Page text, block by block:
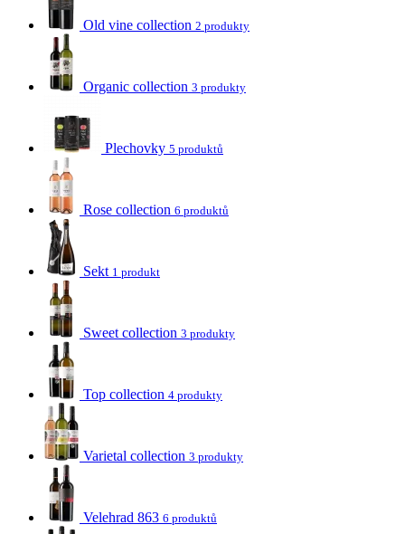
Old vine collection 2 produkty
Organic collection 3 produkty
Plechovky 5 produktů
Rose collection 6 produktů
Sekt 1 produkt
Sweet collection 3 produkty
Top collection 4 produkty
Varietal collection 3 produkty
Velehrad 863 6 produktů